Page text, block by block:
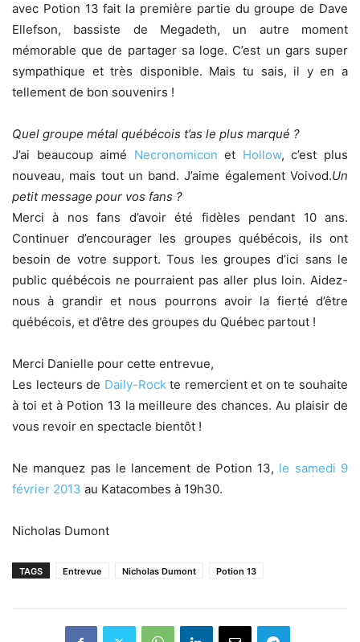
avec Potion 13 fait la première partie du groupe de Dave
Ellefson, bassiste de Megadeth, un autre moment
mémorable que de partager sa loge. C’est un gars super
sympathique et très disponible. Mais tu sais, il y en a
tellement de bon souvenirs !
Quel groupe métal québécois t’as le plus marqué ?
J’ai beaucoup aimé Necronomicon et Hollow, c’est plus
nouveau, mais tout un band. J’aime également Voivod.Un
petit message pour vos fans ?
Merci à nos fans d’avoir été fidèles pendant 10 ans.
Continuer d’encourager les groupes québécois, ils ont
besoin de votre support. Tous les groupes d’ici sans le
public québécois ne pourraient pas aller plus loin. Aidez-
nous à grandir et nous pourrons avoir la fierté d’être
québécois, et d’être des groupes du Québec partout !
Merci Danielle pour cette entrevue,
Les lecteurs de Daily-Rockte remercient et on te souhaite
à toi et à Potion 13 la meilleure des chances. Au plaisir de
vous revoir en spectacle bientôt !
Ne manquez pas le lancement de Potion 13, le samedi 9
février 2013 au Katacombes à 19h30.
Nicholas Dumont
TAGS Entrevue Nicholas Dumont Potion 13